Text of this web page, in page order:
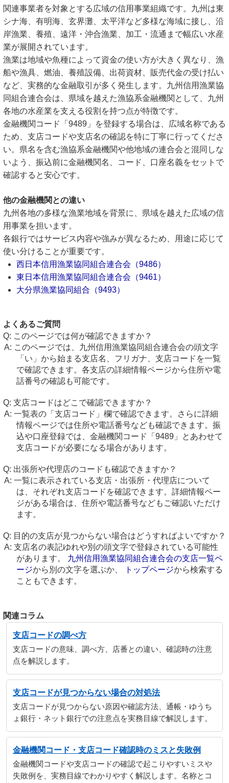
関連事業者を対象とする広域の信用事業組織です。九州は東
シナ海、有明海、玄界灘、太平洋など多様な海域に接し、沿
岸漁業、養殖、遠洋・沖合漁業、加工・流通まで幅広い水産
業が展開されています。
漁業は地域や魚種によって資金の使い方が大きく異なり、漁
船や漁具、燃油、養殖設備、出荷資材、販売代金の受け払い
など、実務的な金融取引が多く発生します。九州信用漁業協
同組合連合会は、県域を越えた漁協系金融機関として、九州
各地の水産業を支える役割を持つ点が特徴です。
金融機関コード「9489」を登録する場合は、広域名称である
ため、支店コードや支店名の確認を特に丁寧に行ってくださ
い。県名を含む漁協系金融機関や他地域の連合会と混同しな
いよう、振込前に金融機関名、コード、口座名義をセットで
確認すると安心です。
他の金融機関との違い
九州各地の多様な漁業地域を背景に、県域を越えた広域の信
用事業を担います。
各銀行ではサービス内容や強みが異なるため、用途に応じて
使い分けることが重要です。
西日本信用漁業協同組合連合会（9486）
東日本信用漁業協同組合連合会（9461）
大分県漁業協同組合（9493）
よくあるご質問
このページでは何が確認できますか？
このページでは、九州信用漁業協同組合連合会の頭文字
「い」から始まる支店名、フリガナ、支店コードを一覧
で確認できます。各支店の詳細情報ページから住所や電
話番号の確認も可能です。
支店コードはどこで確認できますか？
一覧表の「支店コード」欄で確認できます。さらに詳細
情報ページでは住所や電話番号なども確認できます。振
込や口座登録では、金融機関コード「9489」とあわせて
支店コードが必要になる場合があります。
出張所や代理店のコードも確認できますか？
一覧に表示されている支店・出張所・代理店について
は、それぞれ支店コードを確認できます。詳細情報ペー
ジがある場合は、住所や電話番号などもご確認いただけ
ます。
目的の支店が見つからない場合はどうすればよいですか？
支店名の表記ゆれや別の頭文字で登録されている可能性
があります。 九州信用漁業協同組合連合会の支店一覧ペ
ージから別の文字を選ぶか、 トップページから検索する
こともできます。
関連コラム
支店コードの調べ方
支店コードの意味、調べ方、店番との違い、確認時の注意
点を解説します。
支店コードが見つからない場合の対処法
支店コードが見つからない原因や確認方法、通帳・ゆうち
ょ銀行・ネット銀行での注意点を実務目線で解説します。
金融機関コード・支店コード確認時のミスと失敗例
金融機関コードや支店コードの確認で起こりやすいミスや
失敗例を、実務目線でわかりやすく解説します。名称とコ